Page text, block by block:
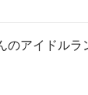
のアイドル